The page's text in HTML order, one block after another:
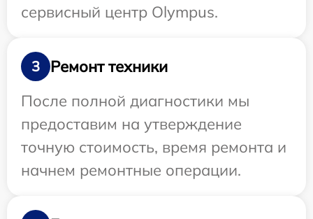
сервисный центр Olympus.
3
Ремонт техники
После полной диагностики мы
предоставим на утверждение
точную стоимость, время ремонта и
начнем ремонтные операции.